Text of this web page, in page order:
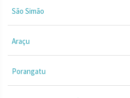
São Simão
Araçu
Porangatu